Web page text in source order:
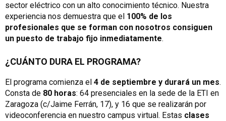
sector eléctrico con un alto conocimiento técnico. Nuestra
experiencia nos demuestra que el 100% de los
profesionales que se forman con nosotros consiguen
un puesto de trabajo fijo inmediatamente.
¿CUÁNTO DURA EL PROGRAMA?
El programa comienza el 4 de septiembre y durará un mes.
Consta de 80 horas: 64 presenciales en la sede de la ETI en
Zaragoza (c/Jaime Ferrán, 17), y 16 que se realizarán por
videoconferencia en nuestro campus virtual. Estas clases